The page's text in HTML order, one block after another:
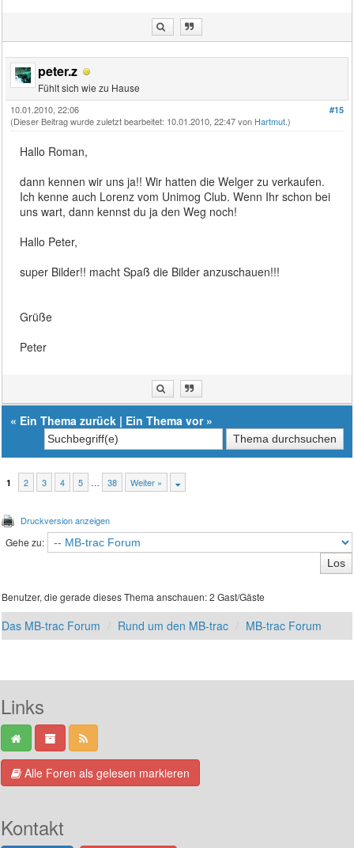
peter.z
Fühlt sich wie zu Hause
#15
10.01.2010, 22:06
(Dieser Beitrag wurde zuletzt bearbeitet: 10.01.2010, 22:47 von Hartmut.)
Hallo Roman,
dann kennen wir uns ja!! Wir hatten die Welger zu verkaufen.
Ich kenne auch Lorenz vom Unimog Club. Wenn Ihr schon bei
uns wart, dann kennst du ja den Weg noch!
Hallo Peter,
super Bilder!! macht Spaß die Bilder anzuschauen!!!
Grüße
Peter
« Ein Thema zurück | Ein Thema vor»
1 2 3 4 5 … 38 Weiter »
Druckversion anzeigen
Gehe zu:
Benutzer, die gerade dieses Thema anschauen: 2 Gast/Gäste
Das MB-trac Forum Rund um den MB-trac MB-trac Forum
Links
Alle Foren als gelesen markieren
Kontakt